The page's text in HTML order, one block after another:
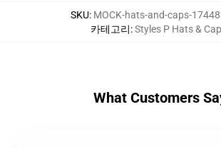
SKU: MOCK-hats-and-caps-
카테고리:Styles P Hats &
What Customers